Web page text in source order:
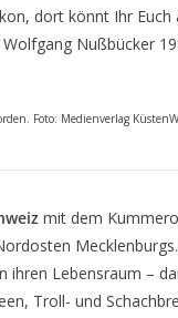
dort könnt Ihr
Nußbücker
Foto: Medienverlag
mit dem
ihren Lebensraum –
Troll- und